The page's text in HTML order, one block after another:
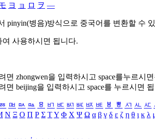
ヨ ョ ロ ヲ ―
pinyin(병음)방식으로 중국어를 변환할 수
사용하시면 됩니다.
면 zhongwen을 입력하시고 space를누르시
면 beijing을 입력하시고 space를 누르시면
ㅭ ㅮ ㅯ ㅰ ㅱ ㅲ ㅳ ㅴ ㅵ ㅶ ㅷ ㅸ ㅹ ㅺ ㅻ ㅼ
Ν Ξ Ο Π Ρ Σ ΤΥ Φ Χ Ψ Ω α β γ δ ε ζ η θ ι κ λ